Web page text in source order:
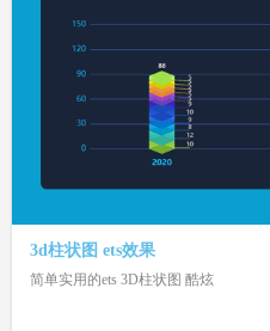
3d柱状图 ets效果
简单实用的ets 3D柱状图 酷炫